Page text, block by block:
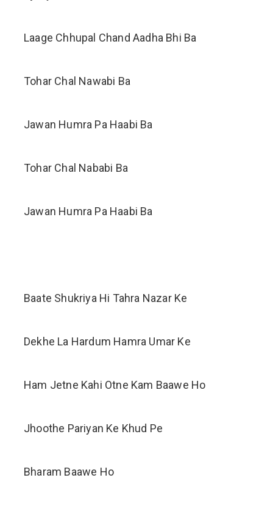
Laage Chhupal Chand Aadha Bhi Ba
Tohar Chal Nawabi Ba
Jawan Humra Pa Haabi Ba
Tohar Chal Nababi Ba
Jawan Humra Pa Haabi Ba
Baate Shukriya Hi Tahra Nazar Ke
Dekhe La Hardum Hamra Umar Ke
Ham Jetne Kahi Otne Kam Baawe Ho
Jhoothe Pariyan Ke Khud Pe
Bharam Baawe Ho